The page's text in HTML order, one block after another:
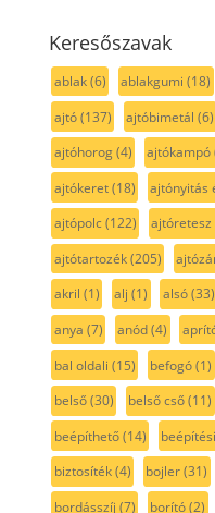
Keresőszavak
ablak(6) ablakgumi (18)
ajtó(137) ajtóbimetál (6)
ajtóhorog(4) ajtókampó
ajtókeret(18) ajtónyitás
ajtópolc(122) ajtóretesz
ajtótartozék(205)
akril (1) alj (1) alsó(33)
anya (7) anód(4)
bal oldali (15) befogó(1)
belső(30) belső cső(11)
beépíthető(14)
biztosíték(4) bojler(31)
bordásszíj (7) borító(2)